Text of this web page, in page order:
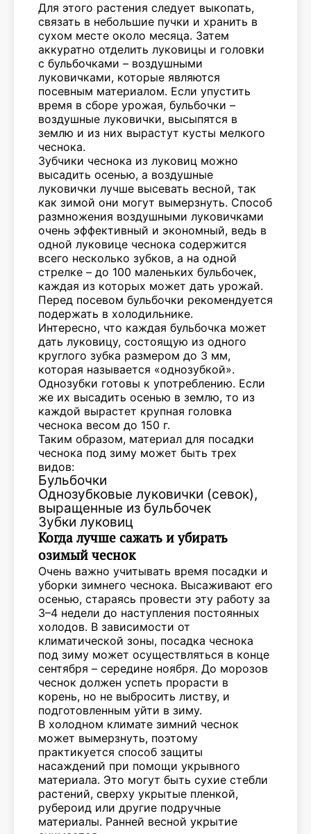
Для этого растения следует выкопать,
связать в небольшие пучки и хранить в
сухом месте около месяца. Затем
аккуратно отделить луковицы и головки
с бульбочками – воздушными
луковичками, которые являются
посевным материалом. Если упустить
время в сборе урожая, бульбочки –
воздушные луковички, высыпятся в
землю и из них вырастут кусты мелкого
чеснока.
Зубчики чеснока из луковиц можно
высадить осенью, а воздушные
луковички лучше высевать весной, так
как зимой они могут вымерзнуть. Способ
размножения воздушными луковичками
очень эффективный и экономный, ведь в
одной луковице чеснока содержится
всего несколько зубков, а на одной
стрелке – до 100 маленьких бульбочек,
каждая из которых может дать урожай.
Перед посевом бульбочки рекомендуется
подержать в холодильнике.
Интересно, что каждая бульбочка может
дать луковицу, состоящую из одного
круглого зубка размером до 3 мм,
которая называется «однозубкой».
Однозубки готовы к употреблению. Если
же их высадить осенью в землю, то из
каждой вырастет крупная головка
чеснока весом до 150 г.
Таким образом, материал для посадки
чеснока под зиму может быть трех
видов:
Бульбочки
Однозубковые луковички (севок),
выращенные из бульбочек
Зубки луковиц
Когда лучше сажать и убирать
озимый чеснок
Очень важно учитывать время посадки и
уборки зимнего чеснока. Высаживают его
осенью, стараясь провести эту работу за
3–4 недели до наступления постоянных
холодов. В зависимости от
климатической зоны, посадка чеснока
под зиму может осуществляться в конце
сентября – середине ноября. До морозов
чеснок должен успеть прорасти в
корень, но не выбросить листву, и
подготовленным уйти в зиму.
В холодном климате зимний чеснок
может вымерзнуть, поэтому
практикуется способ защиты
насаждений при помощи укрывного
материала. Это могут быть сухие стебли
растений, сверху укрытые пленкой,
рубероид или другие подручные
материалы. Ранней весной укрытие